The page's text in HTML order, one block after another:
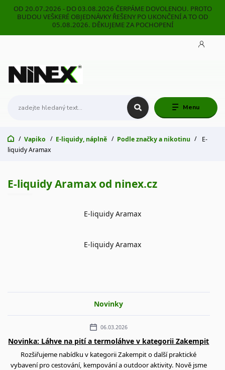
OD 20.07.2026 - DO 03.08.2026 ČERPÁME DOVOLENOU. PROTO
BUDOU VEŠKERÉ OBJEDNÁVKY ŘEŠENY PO UKONČENÍ A TO OD
05.08.2026. DĚKUJEME ZA POCHOPENÍ
Menu
Vapiko E-liquidy, náplně Podle značky a nikotinu
E-
liquidy Aramax
E-liquidy Aramax od ninex.cz
E-liquidy Aramax
E-liquidy Aramax
Novinky
06.03.2026
Novinka: Láhve na pití a termoláhve v kategorii Zakempit
Rozšiřujeme nabídku v kategorii Zakempit o další praktické
vybavení pro cestování, kempování a outdoor aktivity. Nově jsme